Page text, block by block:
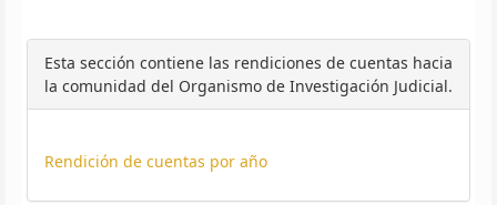
Esta sección contiene las rendiciones de cuentas hacia
la comunidad del Organismo de Investigación Judicial.
Rendición de cuentas por año